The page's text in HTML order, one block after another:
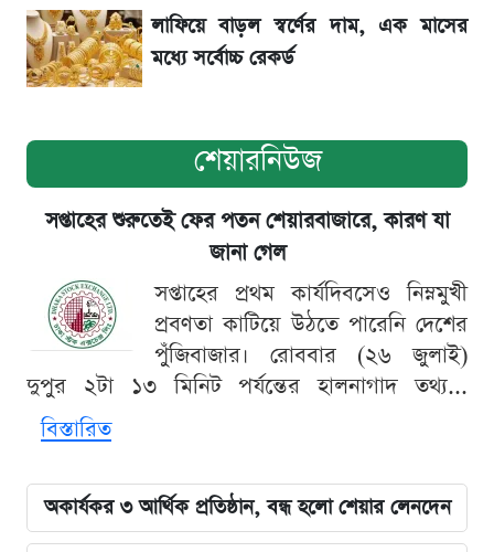
SSC Result হাতে পাওয়ার পর যে ভুলগুলো
করবেন না
লাফিয়ে বাড়ল স্বর্ণের দাম, এক মাসের
মধ্যে সর্বোচ্চ রেকর্ড
শেয়ারনিউজ
সপ্তাহের শুরুতেই ফের পতন শেয়ারবাজারে, কারণ যা
জানা গেল
সপ্তাহের প্রথম কার্যদিবসেও নিম্নমুখী
প্রবণতা কাটিয়ে উঠতে পারেনি দেশের
পুঁজিবাজার। রোববার (২৬ জুলাই)
দুপুর ২টা ১৩ মিনিট পর্যন্তের হালনাগাদ তথ্য...
বিস্তারিত
অকার্যকর ৩ আর্থিক প্রতিষ্ঠান, বন্ধ হলো শেয়ার লেনদেন